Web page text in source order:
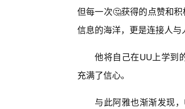
但每一次🤔获得的点赞和
信息的海洋，更是连接人与
他将自己在UU上学到
充满了信心。
与此阿雅也渐渐发现